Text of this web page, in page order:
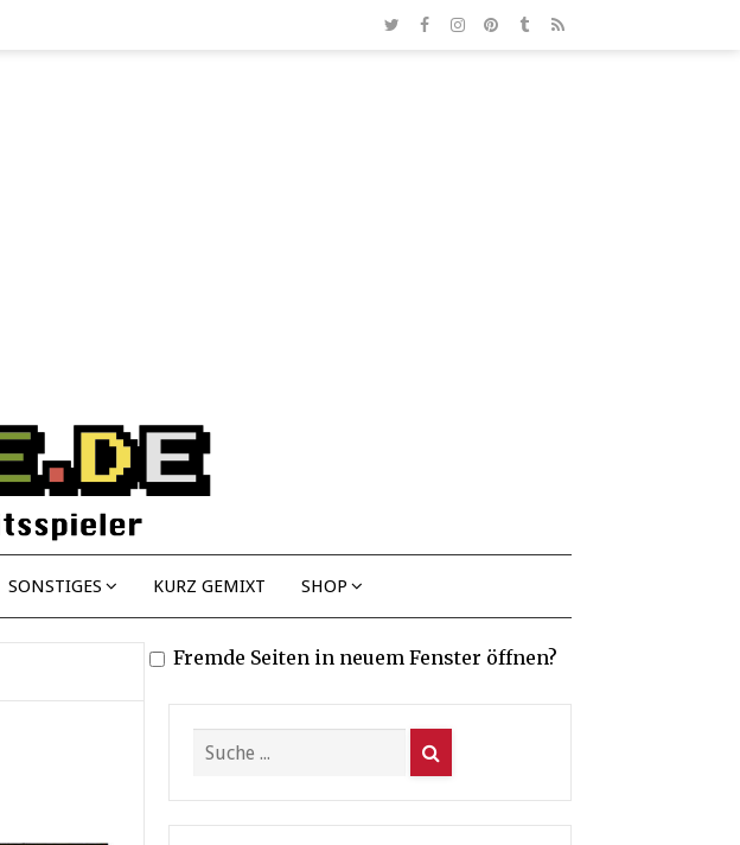
SONSTIGES KURZ GEMIXT SHOP
Fremde Seiten in neuem Fenster öffnen?